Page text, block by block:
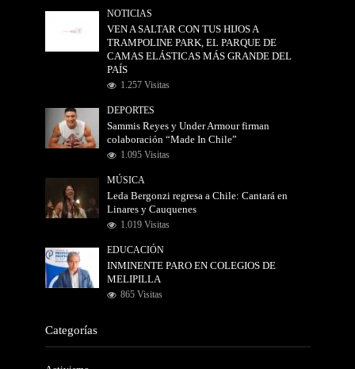
NOTICIAS
VEN A SALTAR CON TUS HIJOS A
TRAMPOLINE PARK, EL PARQUE DE
CAMAS ELÁSTICAS MÁS GRANDE DEL
PAÍS
1.257 Visitas
DEPORTES
Sammis Reyes y Under Armour firman
colaboración “Made In Chile”
1.095 Visitas
MÚSICA
Leda Bergonzi regresa a Chile: Cantará en
Linares y Cauquenes
1.019 Visitas
EDUCACIÓN
INMINENTE PARO EN COLEGIOS DE
MELIPILLA
865 Visitas
Categorías